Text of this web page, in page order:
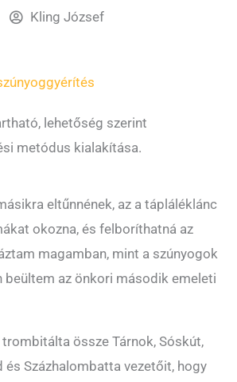
Kling József
lehetőség szerint
metódus kialakítása.
eltűnnének, az a tápláléklánc
okozna, és felboríthatná az
magamban, mint a szúnyogok
az önkori második emeleti
össze Tárnok, Sóskút,
Százhalombatta vezetőit, hogy